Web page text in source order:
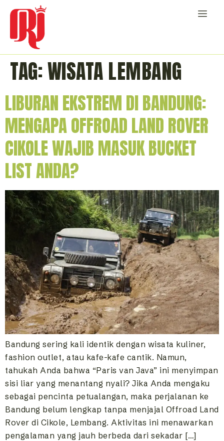
TAG:WISATA LEMBANG
LIBURAN EKSTREM DI BANDUNG:
MENGAPA OFFROAD LAND ROVER
CIKOLE WAJIB MASUK BUCKET
LIST ANDA?
Bandung sering kali identik dengan wisata kuliner,
fashion outlet, atau kafe-kafe cantik. Namun,
tahukah Anda bahwa “Paris van Java” ini menyimpan
sisi liar yang menantang nyali? Jika Anda mengaku
sebagai pencinta petualangan, maka perjalanan ke
Bandung belum lengkap tanpa menjajal Offroad Land
Rover di Cikole, Lembang. Aktivitas ini menawarkan
pengalaman yang jauh berbeda dari sekadar […]